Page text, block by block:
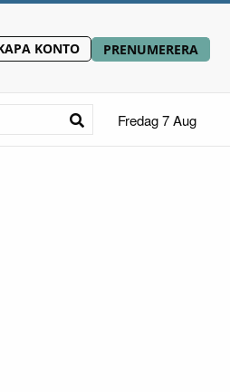
KONTO PRENUMERERA
Fredag 7 Aug